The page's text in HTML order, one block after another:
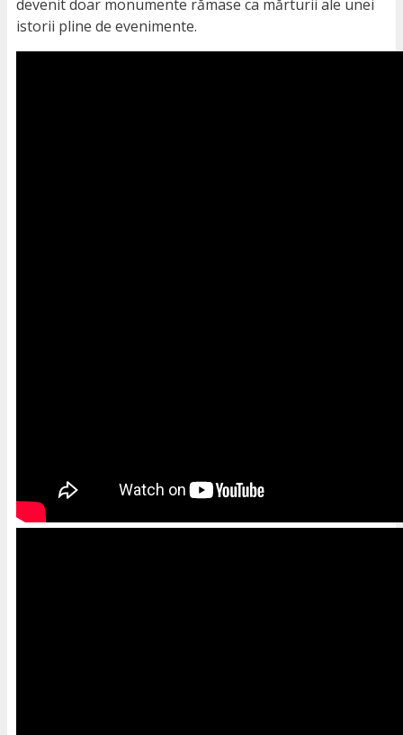
devenit doar monumente rămase ca mărturii ale unei
istorii pline de evenimente.